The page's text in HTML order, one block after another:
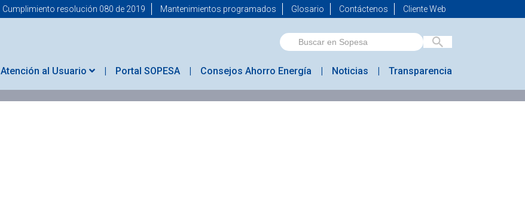
Cumplimiento resolución 080 de 2019 Mantenimientos programados Glosario Contáctenos Cliente Web
Atención al Usuario Portal SOPESA Consejos Ahorro Energía Noticias Transparencia